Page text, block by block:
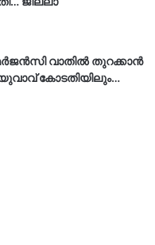
വാതിൽ തുറക്കാൻ
യുവാവ് കോടതിയിലും…